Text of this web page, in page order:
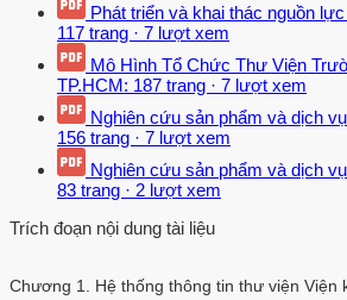
Phát triển và khai thác nguồn
117 trang · 7 lượt xem
Mô Hình Tổ Chức Thư Viện
TP.HCM: 187 trang · 7 lượt xem
Nghiên cứu sản phẩm và dịch
156 trang · 7 lượt xem
Nghiên cứu sản phẩm và dịch
83 trang · 2 lượt xem
Trích đoạn nội dung tài liệu
Chương 1. Hệ thống thông tin thư viện Viện